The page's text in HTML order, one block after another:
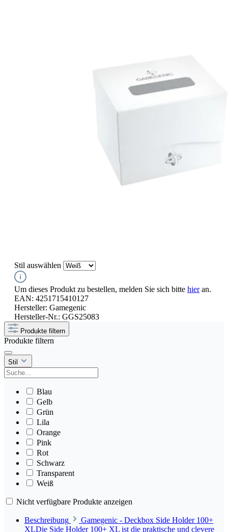
Stil auswählen
Um dieses Produkt zu bestellen, melden Sie sich bitte hieran.
EAN: 4251715410127
Hersteller: Gamegenic
Hersteller-Nr.: GGS25083
Produkte filtern
Produkte filtern
Stil
Blau
Gelb
Grün
Lila
Orange
Pink
Rot
Schwarz
Transparent
Weiß
Nicht verfügbare Produkte anzeigen
Beschreibung
Gamegenic - Deckbox Side Holder 100+
XLDie Side Holder 100+ XL ist die praktische und clevere